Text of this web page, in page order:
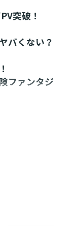
突破！
バくない？
ファンタジ
ばしてくれ!
クレットク
で森へ乗り込